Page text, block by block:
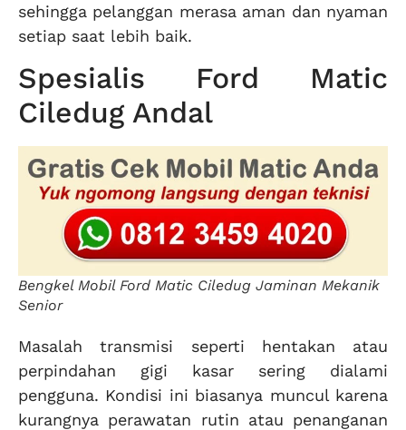
sehingga pelanggan merasa aman dan nyaman
setiap saat lebih baik.
Spesialis Ford Matic
Ciledug Andal
Bengkel Mobil Ford Matic Ciledug Jaminan Mekanik
Senior
Masalah transmisi seperti hentakan atau
perpindahan gigi kasar sering dialami
pengguna. Kondisi ini biasanya muncul karena
kurangnya perawatan rutin atau penanganan